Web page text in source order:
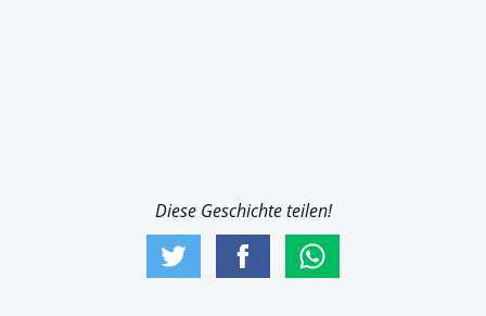
Diese Geschichte teilen!